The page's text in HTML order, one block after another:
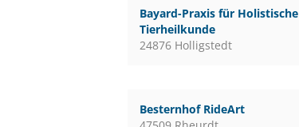
Bayard-Praxis für Holistische
Tierheilkunde
24876 Holligstedt
Besternhof RideArt